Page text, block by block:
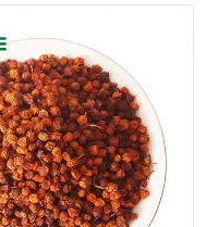
Смешивание
клиентов